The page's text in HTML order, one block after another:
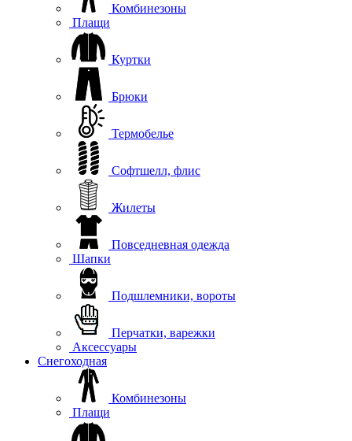
Комбинезоны
Плащи
Куртки
Брюки
Термобелье
Софтшелл, флис
Жилеты
Повседневная одежда
Шапки
Подшлемники, вороты
Перчатки, варежки
Аксессуары
Снегоходная
Комбинезоны
Плащи